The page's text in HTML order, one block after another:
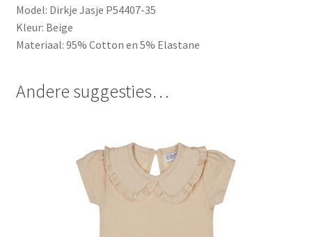
Model: Dirkje Jasje P54407-35
Kleur: Beige
Materiaal: 95% Cotton en 5% Elastane
Andere suggesties…